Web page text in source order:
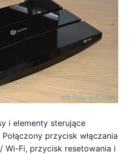
i elementy sterujące
przycisk włączania
Wi-Fi, przycisk resetowania i